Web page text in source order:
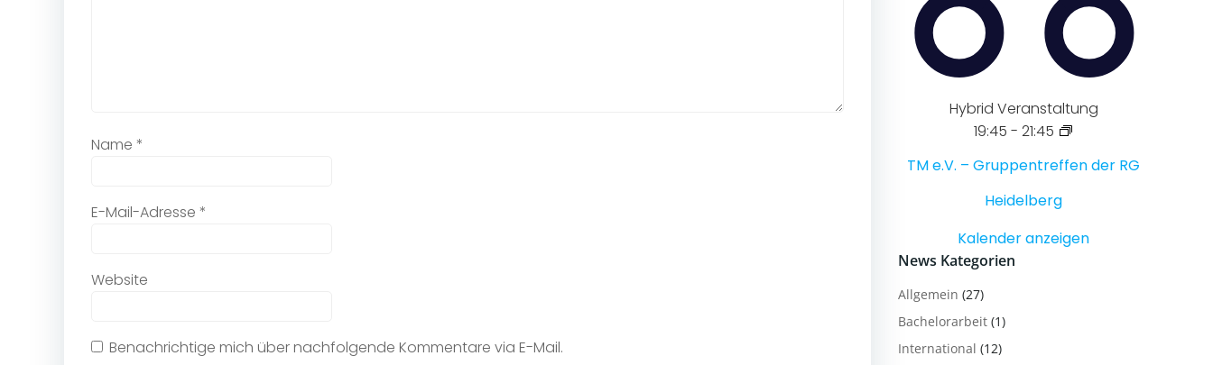
Name *
E-Mail-Adresse *
Website
Benachrichtige mich über nachfolgende Kommentare via E-Mail.
Hybrid Veranstaltung
19:45 - 21:45
TM e.V. – Gruppentreffen der RG
Heidelberg
Kalender anzeigen
News Kategorien
Allgemein (27)
Bachelorarbeit (1)
International (12)